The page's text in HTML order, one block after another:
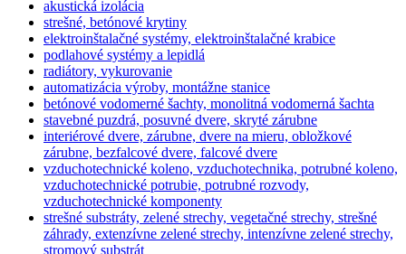
akustická izolácia
strešné, betónové krytiny
elektroinštalačné systémy, elektroinštalačné krabice
podlahové systémy a lepidlá
radiátory, vykurovanie
automatizácia výroby, montážne stanice
betónové vodomerné šachty, monolitná vodomerná šachta
stavebné puzdrá, posuvné dvere, skryté zárubne
interiérové dvere, zárubne, dvere na mieru, obložkové
zárubne, bezfalcové dvere, falcové dvere
vzduchotechnické koleno, vzduchotechnika, potrubné koleno,
vzduchotechnické potrubie, potrubné rozvody,
vzduchotechnické komponenty
strešné substráty, zelené strechy, vegetačné strechy, strešné
záhrady, extenzívne zelené strechy, intenzívne zelené strechy,
stromový substrát